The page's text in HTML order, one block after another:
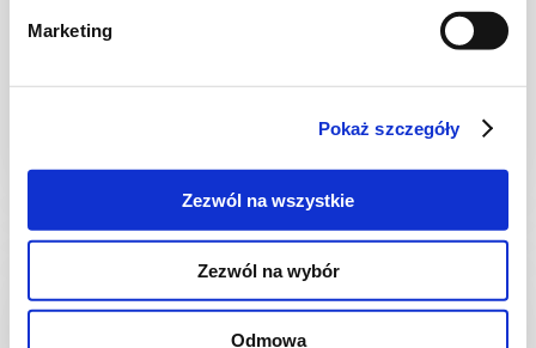
Marketing
Pokaż szczegóły
Zezwól na wszystkie
Zezwól na wybór
Odmowa
Lody domowe czekoladowo-orzechowe /